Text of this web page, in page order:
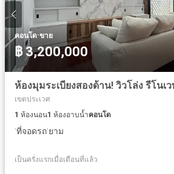
คอนโด·ขาย
฿ 3,200,000
เขตประเวศ
1 ห้องนอน1 ห้องอาบน้ำคอนโด
·ที่จอดรถ·ยาม
เป็นครั่งแรกเมื่อเดือนที่แล้ว